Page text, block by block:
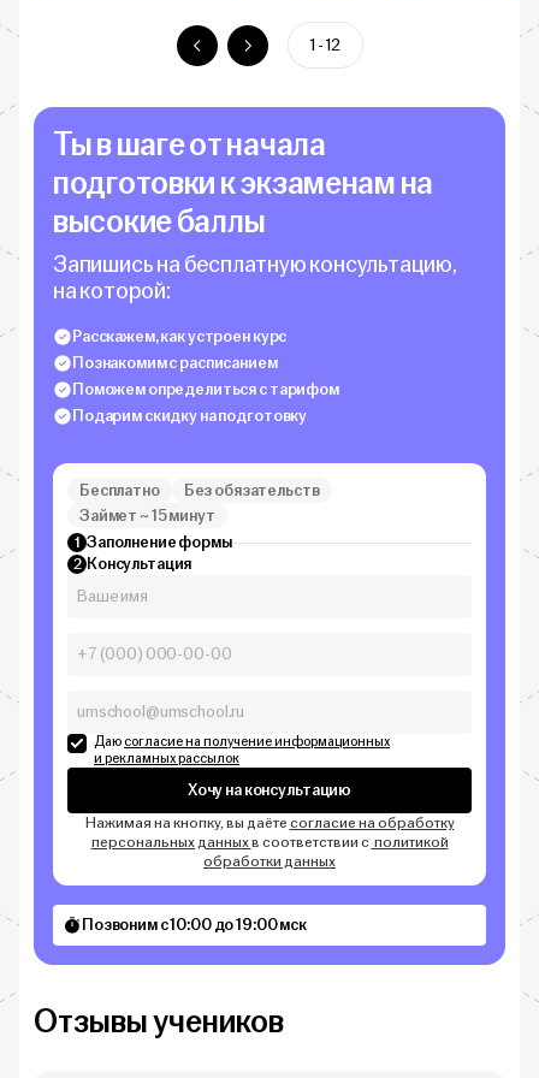
1 - 12
Ты в шаге от начала
подготовки к экзаменам на
высокие баллы
Запишись на бесплатную консультацию,
на которой:
Расскажем, как устроен курс
Познакомим с расписанием
Поможем определиться с тарифом
Подарим скидку на подготовку
Бесплатно
Без обязательств
Займет ~ 15 минут
1 Заполнение формы
2 Консультация
Даюсогласие на получение информационных
и рекламных рассылок
Хочу на консультацию
Нажимая на кнопку, вы даётесогласие на обработку
персональных данныхв соответствии с политикой
обработки данных
Позвоним с 10:00 до 19:00 мск
Отзывы учеников